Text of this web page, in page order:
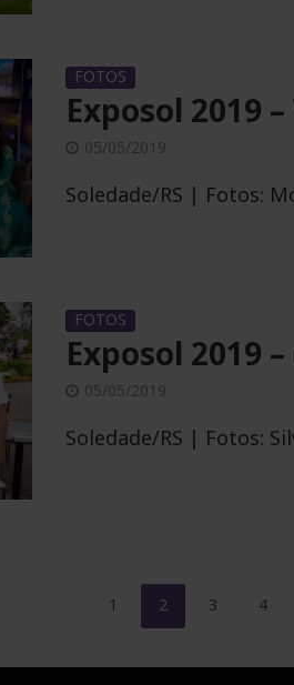
FOTOS
Exposol 2019
05/05/2019
Soledade/RS | Fotos:
FOTOS
Exposol 2019
05/05/2019
Soledade/RS | Fotos:
1 2 3 4